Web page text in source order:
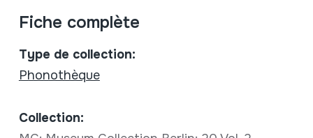
Fiche complète
Type de collection:
Phonothèque
Collection: